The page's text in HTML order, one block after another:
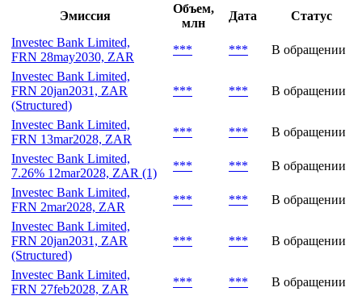
Эмиссия
Объем,
млн
Дата
Статус
Investec Bank Limited,
FRN 28may2030, ZAR
*** ***
В обращении
Investec Bank Limited,
FRN 20jan2031, ZAR
(Structured)
*** *** В обращении
Investec Bank Limited,
FRN 13mar2028, ZAR
*** ***
В обращении
Investec Bank Limited,
7.26% 12mar2028, ZAR (1)
*** ***
В обращении
Investec Bank Limited,
FRN 2mar2028, ZAR
*** ***
В обращении
Investec Bank Limited,
FRN 20jan2031, ZAR
(Structured)
*** *** В обращении
Investec Bank Limited,
FRN 27feb2028, ZAR
*** ***
В обращении